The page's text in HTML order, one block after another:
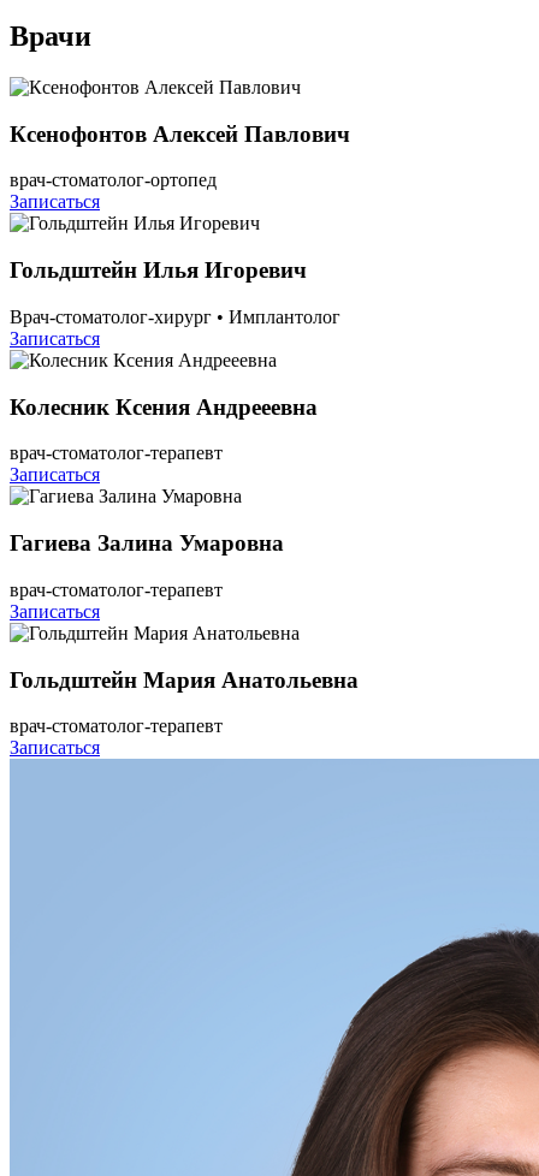
Врачи
Ксенофонтов Алексей Павлович
врач-стоматолог-ортопед
Записаться
Гольдштейн Илья Игоревич
Врач-стоматолог-хирург • Имплантолог
Записаться
Колесник Ксения Андрееевна
врач-стоматолог-терапевт
Записаться
Гагиева Залина Умаровна
врач-стоматолог-терапевт
Записаться
Гольдштейн Мария Анатольевна
врач-стоматолог-терапевт
Записаться